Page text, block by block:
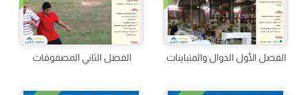
الفصل الأول الدوال والمتباينات الفصل الثاني المصفوفات